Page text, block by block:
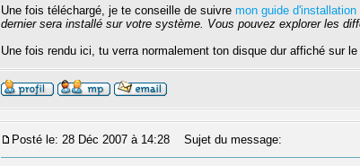
Une fois téléchargé, je te conseille de suivre mon guide d'installation
dernier sera installé sur votre système. Vous pouvez explorer les
Une fois rendu ici, tu verra normalement ton disque dur affiché sur
Posté le: 28 Déc 2007 à 14:28 Sujet du message: